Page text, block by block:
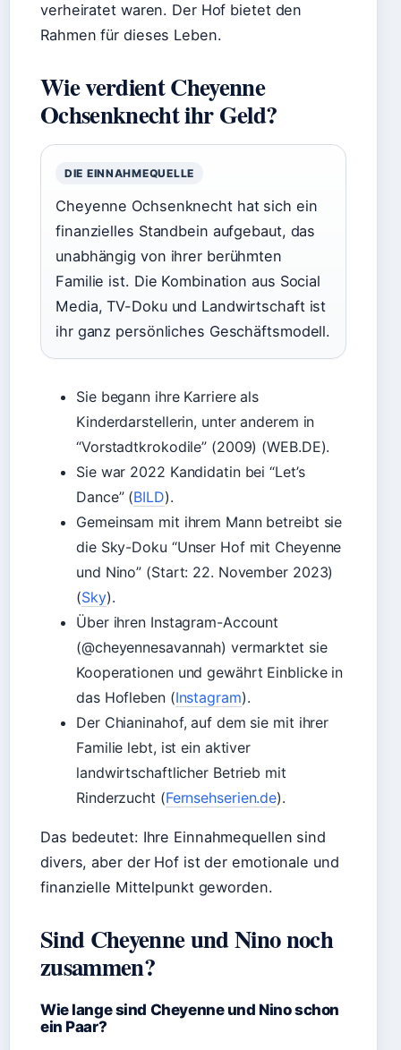
verheiratet waren. Der Hof bietet den
Rahmen für dieses Leben.
Wie verdient Cheyenne
Ochsenknecht ihr Geld?
DIE EINNAHMEQUELLE
Cheyenne Ochsenknecht hat sich ein
finanzielles Standbein aufgebaut, das
unabhängig von ihrer berühmten
Familie ist. Die Kombination aus Social
Media, TV-Doku und Landwirtschaft ist
ihr ganz persönliches Geschäftsmodell.
Sie begann ihre Karriere als
Kinderdarstellerin, unter anderem in
“Vorstadtkrokodile” (2009) (WEB.DE).
Sie war 2022 Kandidatin bei “Let’s
Dance” (BILD).
Gemeinsam mit ihrem Mann betreibt sie
die Sky-Doku “Unser Hof mit Cheyenne
und Nino” (Start: 22. November 2023)
(Sky).
Über ihren Instagram-Account
(@cheyennesavannah) vermarktet sie
Kooperationen und gewährt Einblicke in
das Hofleben (Instagram).
Der Chianinahof, auf dem sie mit ihrer
Familie lebt, ist ein aktiver
landwirtschaftlicher Betrieb mit
Rinderzucht (Fernsehserien.de).
Das bedeutet: Ihre Einnahmequellen sind
divers, aber der Hof ist der emotionale und
finanzielle Mittelpunkt geworden.
Sind Cheyenne und Nino noch
zusammen?
Wie lange sind Cheyenne und Nino schon
ein Paar?